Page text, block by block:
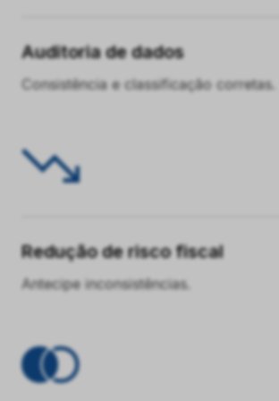
Auditoria de dados
Consistência e classificação corretas.
Redução de risco fiscal
Antecipe inconsistências.